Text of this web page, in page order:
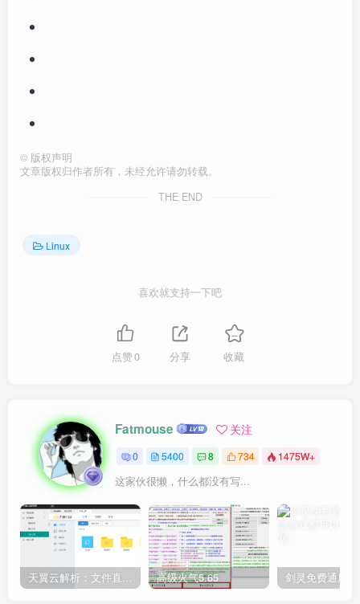
© 版权声明
文章版权归作者所有，未经允许请勿转载。
THE END
Linux
喜欢就支持一下吧
点赞0 分享 收藏
Fatmouse 关注
0 5400 8 734 1475W+
这家伙很懒，什么都没有写...
天翼云解析：文件直链获取源码 高级火气5.65